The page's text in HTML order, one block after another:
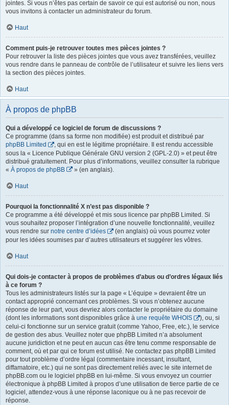
jointes. Si vous n’êtes pas certain de savoir ce qui est autorisé ou non, nous
vous invitons à contacter un administrateur du forum.
Haut
Comment puis-je retrouver toutes mes pièces jointes ?
Pour retrouver la liste des pièces jointes que vous avez transférées, veuillez
vous rendre dans le panneau de contrôle de l’utilisateur et suivre les liens vers
la section des pièces jointes.
Haut
À propos de phpBB
Qui a développé ce logiciel de forum de discussions ?
Ce programme (dans sa forme non modifiée) est produit et distribué par
phpBB Limited
, qui en est le légitime propriétaire. Il est rendu accessible
sous la « Licence Publique Générale GNU version 2 (GPL-2.0) » et peut être
distribué gratuitement. Pour plus d’informations, veuillez consulter la rubrique
« À propos de phpBB » (en anglais).
Haut
Pourquoi la fonctionnalité X n’est pas disponible ?
Ce programme a été développé et mis sous licence par phpBB Limited. Si
vous souhaitez proposer l’intégration d’une nouvelle fonctionnalité, veuillez
vous rendre sur notre centre d’idées
(en anglais) où vous pourrez voter
pour les idées soumises par d’autres utilisateurs et suggérer les vôtres.
Haut
Qui dois-je contacter à propos de problèmes d’abus ou d’ordres légaux liés
à ce forum ?
Tous les administrateurs listés sur la page « L’équipe » devraient être un
contact approprié concernant ces problèmes. Si vous n’obtenez aucune
réponse de leur part, vous devriez alors contacter le propriétaire du domaine
(dont les informations sont disponibles grâce à une requête WHOIS
), ou, si
celui-ci fonctionne sur un service gratuit (comme Yahoo, Free, etc.), le service
de gestion des abus. Veuillez noter que phpBB Limited n’a absolument
aucune juridiction et ne peut en aucun cas être tenu comme responsable de
comment, où et par qui ce forum est utilisé. Ne contactez pas phpBB Limited
pour tout problème d’ordre légal (commentaire incessant, insultant,
diffamatoire, etc.) qui ne sont pas directement reliés avec le site internet de
phpBB.com ou le logiciel phpBB en lui-même. Si vous envoyez un courrier
électronique à phpBB Limited à propos d’une utilisation de tierce partie de ce
logiciel, attendez-vous à une réponse laconique ou à ne pas recevoir de
réponse.